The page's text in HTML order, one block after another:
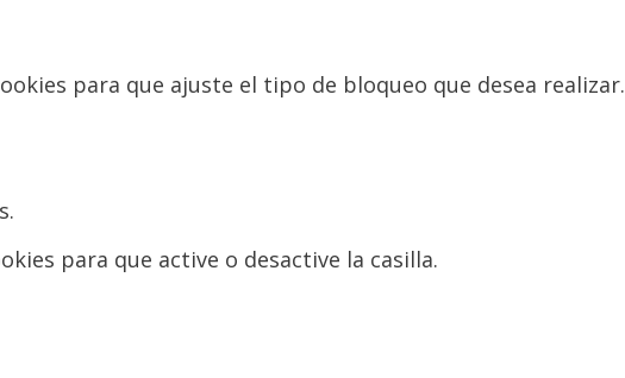
para que ajuste el tipo de bloqueo que desea realizar.
para que active o desactive la casilla.